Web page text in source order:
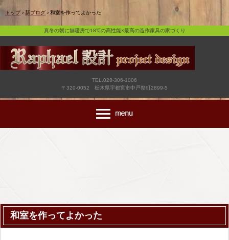
真冬の朝に無暖房で18℃の高性能×最高の造作家具の家づくり
トップ › 新ブログ › 和室を作ってよかった
真冬の朝に無暖房で18℃の高性能×最高の造作家具の家づくり
TEL.028-306-1006
〒320-0052 栃木県宇都宮市中戸祭町2899-5
和室を作ってよかった